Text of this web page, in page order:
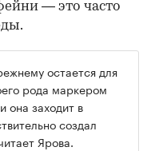
— это часто
остается для
рода маркером
она заходит в
создал
Ярова.